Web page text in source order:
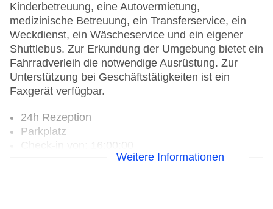
Kinderbetreuung, eine Autovermietung,
medizinische Betreuung, ein Transferservice, ein
Weckdienst, ein Wäscheservice und ein eigener
Shuttlebus. Zur Erkundung der Umgebung bietet ein
Fahrradverleih die notwendige Ausrüstung. Zur
Unterstützung bei Geschäftstätigkeiten ist ein
Faxgerät verfügbar.
24h Rezeption
Parkplatz
Check-out bis: 10:00:00Weitere Informationen